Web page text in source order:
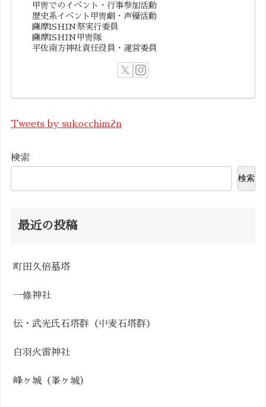
甲冑でのイベント・行事参加活動
歴史系イベント甲冑劇・声優活動
薩摩ISHIN祭実行委員
薩摩ISHIN甲冑隊
平佐南方神社責任役員・運営委員
Tweets by sukocchim2n
検索
検索
最近の投稿
町田久倍墓塔
一條神社
伝・武光氏石塔群（中麦石塔群）
白羽火雷神社
峰ヶ城（峯ヶ城）